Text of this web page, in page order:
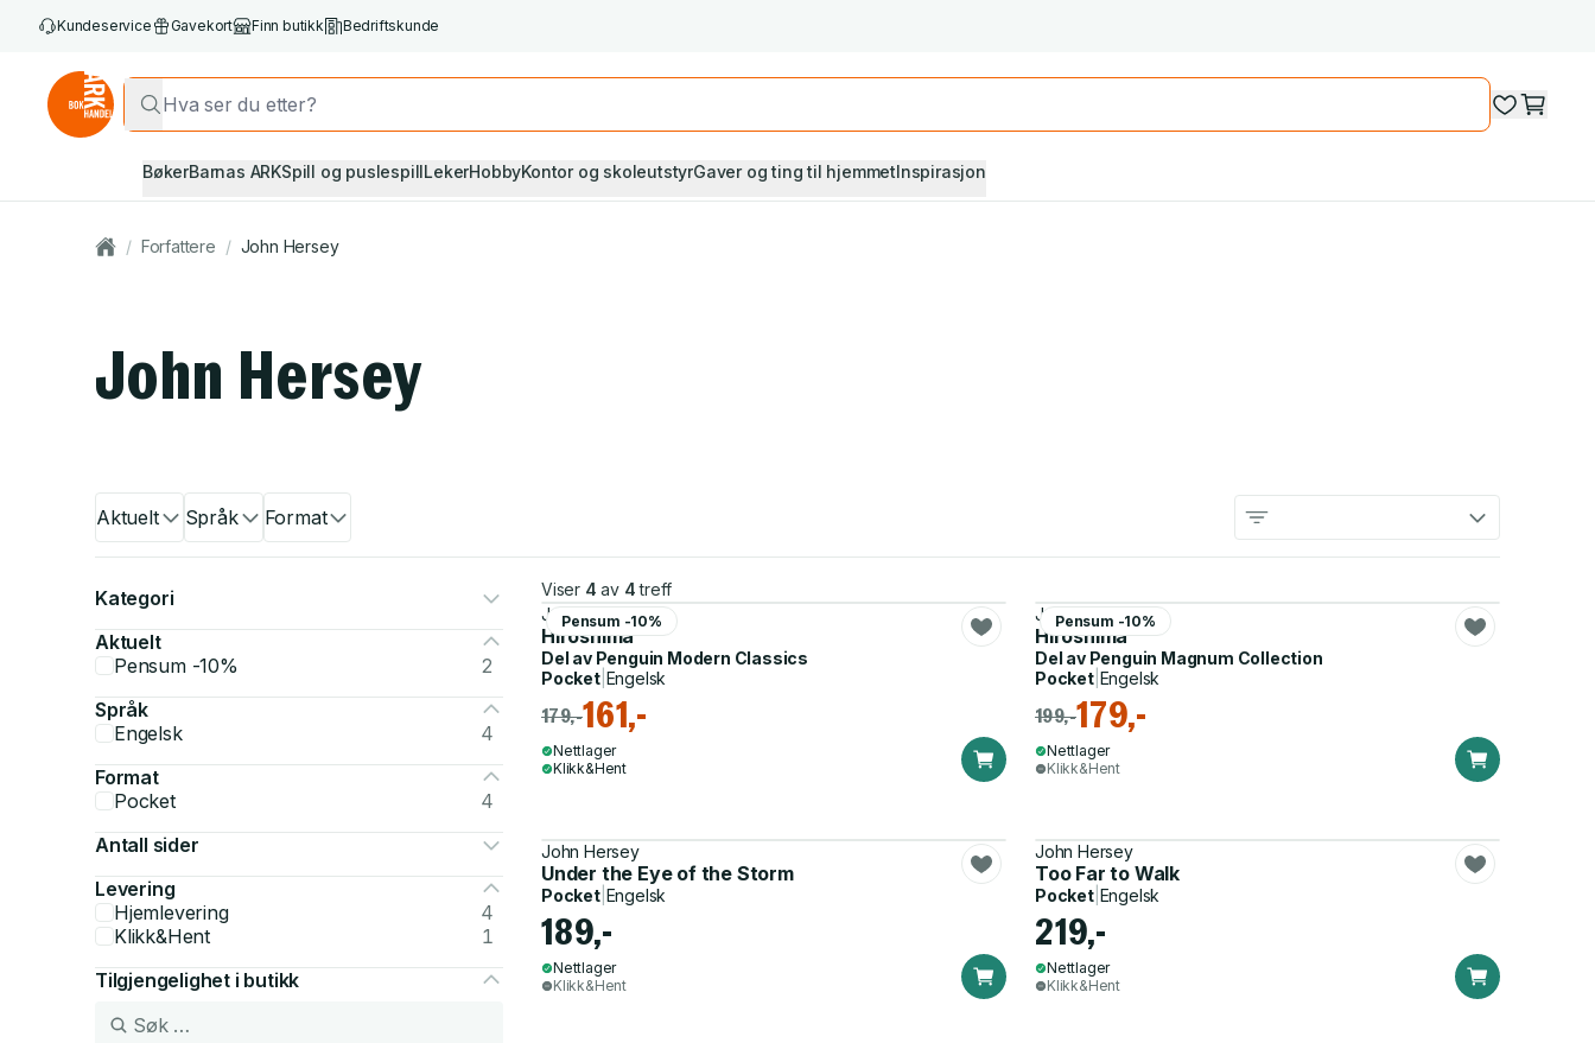
Kundeservice Gavekort Finn butikk Bedriftskunde
BøkerBarnas ARKSpill og puslespillLekerHobbyKontor og skoleutstyrGaver og ting til hjemmetInspirasjon
/ Forfattere / John Hersey
John Hersey
Aktuelt Språk Format
Kategori
Aktuelt
Pensum -10%
2
Språk
Engelsk
4
Format
Pocket
4
Antall sider
Levering
Hjemlevering
4
Klikk&Hent
1
Tilgjengelighet i butikk
Viser 4 av 4 treff
Pensum -10%
John Hersey
Hiroshima
Del av Penguin Modern Classics
Pocket| Engelsk
179,-161,-
Nettlager
Klikk&Hent
Pensum -10%
John Hersey
Hiroshima
Del av Penguin Magnum Collection
Pocket| Engelsk
199,-179,-
Nettlager
Klikk&Hent
John Hersey
Under the Eye of the Storm
Pocket| Engelsk
189,-
Nettlager
Klikk&Hent
John Hersey
Too Far to Walk
Pocket| Engelsk
219,-
Nettlager
Klikk&Hent